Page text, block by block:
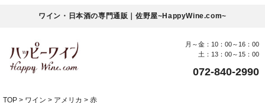
ワイン・日本酒の専門通販｜佐野屋~HappyWine.com~
月～金：10：00～16：00
土：13：00～15：00
072-840-2990
TOP ワイン アメリカ 赤